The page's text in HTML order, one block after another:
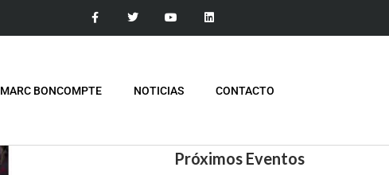
MARC BONCOMPTE NOTICIAS CONTACTO
Próximos Eventos